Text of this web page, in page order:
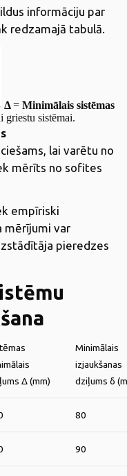
informāciju par
redzamajā tabulā.
Δ= Minimālais sistēmas
griestu sistēmai.
lai varētu no
mērīts no sofites
empīriski
mērījumi var
pieredzes
Δ (mm)
Minimālais
izjaukšanas
dziļums δ
80
90